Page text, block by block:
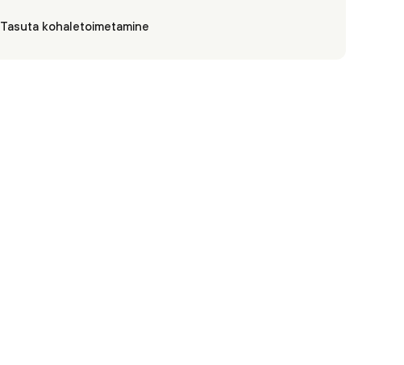
Tasuta kohaletoimetamine